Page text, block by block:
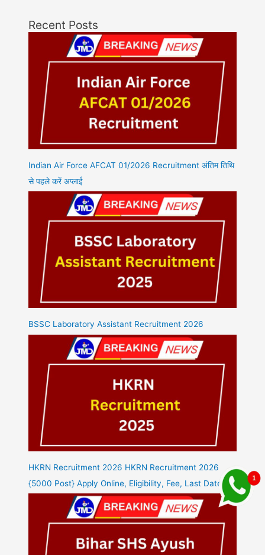
Recent Posts
Indian Air Force AFCAT 01/2026 Recruitment अंतिम तिथि
से पहले करें अप्लाई
BSSC Laboratory Assistant Recruitment 2026
HKRN Recruitment 2026 HKRN Recruitment 2026
{5000 Post} Apply Online, Eligibility, Fee, Last Date